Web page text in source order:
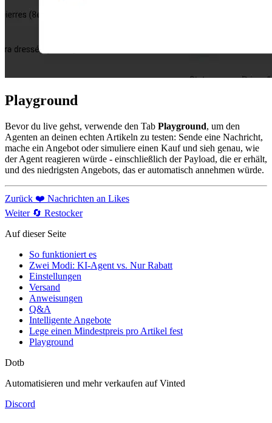
Playground
Bevor du live gehst, verwende den Tab Playground, um den
Agenten an deinen echten Artikeln zu testen: Sende eine Nachricht,
mache ein Angebot oder simuliere einen Kauf und sieh genau, wie
der Agent reagieren würde - einschließlich der Payload, die er erhält,
und des niedrigsten Angebots, das er automatisch annehmen würde.
Zurück ❤️ Nachrichten an Likes
Weiter 🔄 Restocker
Auf dieser Seite
So funktioniert es
Zwei Modi: KI-Agent vs. Nur Rabatt
Einstellungen
Versand
Anweisungen
Q&A
Intelligente Angebote
Lege einen Mindestpreis pro Artikel fest
Playground
Dotb
Automatisieren und mehr verkaufen auf Vinted
Discord